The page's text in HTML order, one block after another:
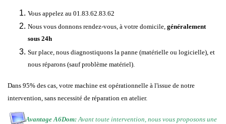
Vous appelez au 01.83.62.83.62
Nous vous donnons rendez-vous, à votre domicile, généralement
sous 24h
Sur place, nous diagnostiquons la panne (matérielle ou logicielle), et
nous réparons (sauf problème matériel).
Dans 95% des cas, votre machine est opérationnelle à l'issue de notre
intervention, sans necessité de réparation en atelier.
Avantage A6Dom:Avant toute intervention, nous vous proposons une